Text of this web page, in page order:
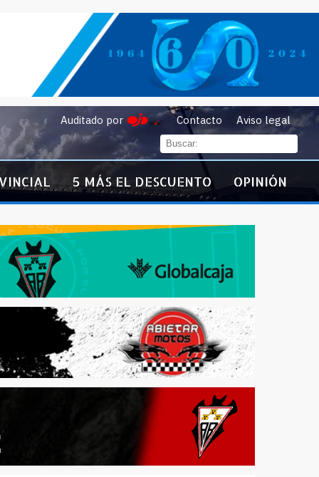
Auditado por Contacto Aviso legal
5 MÁS EL DESCUENTO OPINIÓN